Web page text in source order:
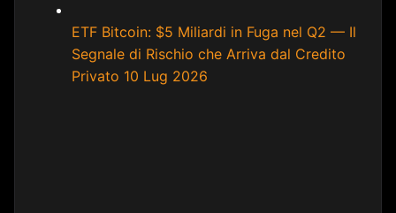
ETF Bitcoin: $5 Miliardi in Fuga nel Q2 — Il
Segnale di Rischio che Arriva dal Credito
Privato 10 Lug 2026